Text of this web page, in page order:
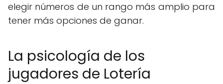
elegir números de un rango más amplio para
tener más opciones de ganar.
La psicología de los
jugadores de Lotería